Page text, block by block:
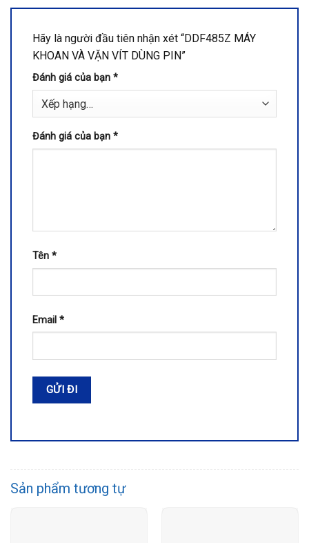
Hãy là người đầu tiên nhận xét “DDF485Z MÁY
KHOAN VÀ VẶN VÍT DÙNG PIN”
Đánh giá của bạn *
Đánh giá của bạn *
Tên *
Email *
Sản phẩm tương tự